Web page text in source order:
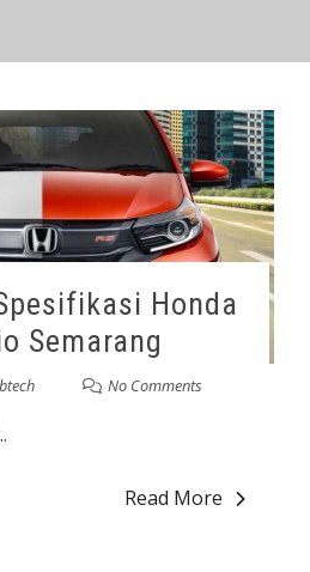
Honda
Semarang
btech No Comments
Read More